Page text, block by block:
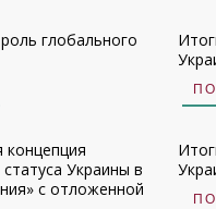
глобального
концепция
Украины в
с отложенной